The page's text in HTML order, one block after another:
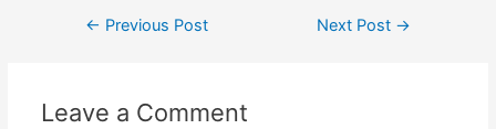
← Previous Post Next Post →
Leave a Comment